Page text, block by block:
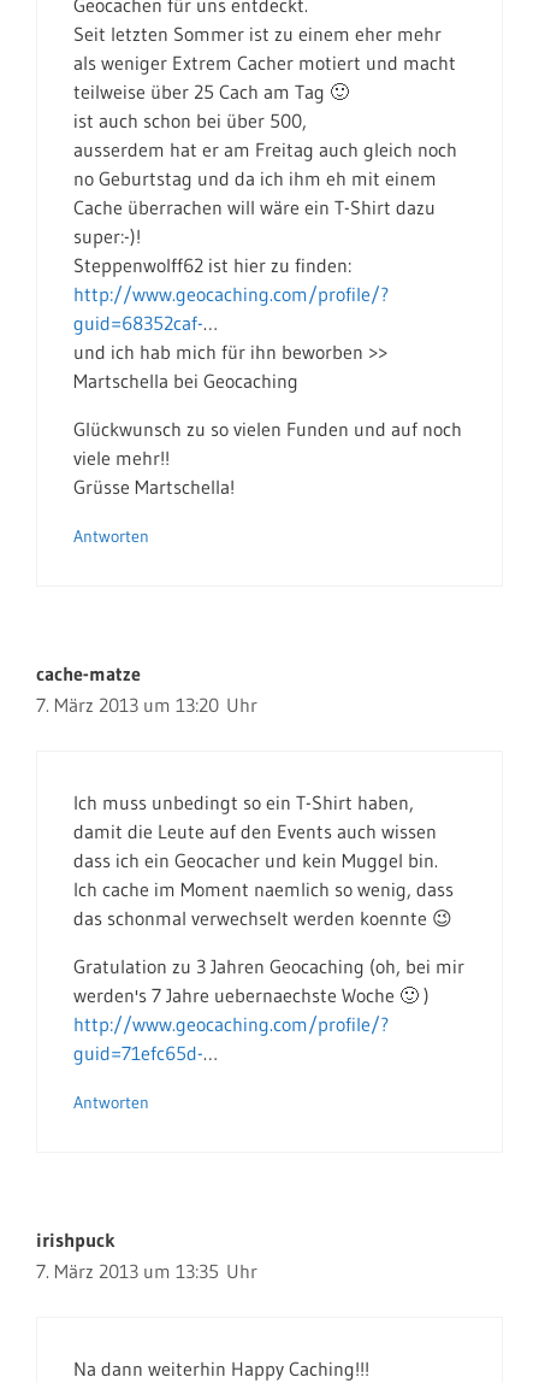
Geocachen für uns entdeckt.
Seit letzten Sommer ist zu einem eher mehr
als weniger Extrem Cacher motiert und macht
teilweise über 25 Cach am Tag 🙂
ist auch schon bei über 500,
ausserdem hat er am Freitag auch gleich noch
no Geburtstag und da ich ihm eh mit einem
Cache überrachen will wäre ein T-Shirt dazu
super:-)!
Steppenwolff62 ist hier zu finden:
http://www.geocaching.com/profile/?
guid=68352caf-…
und ich hab mich für ihn beworben >>
Martschella bei Geocaching
Glückwunsch zu so vielen Funden und auf noch
viele mehr!!
Grüsse Martschella!
Antworten
cache-matze
7. März 2013 um 13:20 Uhr
Ich muss unbedingt so ein T-Shirt haben,
damit die Leute auf den Events auch wissen
dass ich ein Geocacher und kein Muggel bin.
Ich cache im Moment naemlich so wenig, dass
das schonmal verwechselt werden koennte 😉
Gratulation zu 3 Jahren Geocaching (oh, bei mir
werden's 7 Jahre uebernaechste Woche 🙂 )
http://www.geocaching.com/profile/?
guid=71efc65d-…
Antworten
irishpuck
7. März 2013 um 13:35 Uhr
Na dann weiterhin Happy Caching!!!